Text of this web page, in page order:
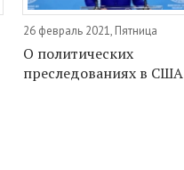
26 февраль 2021, Пятница
О политических
преследованиях в США